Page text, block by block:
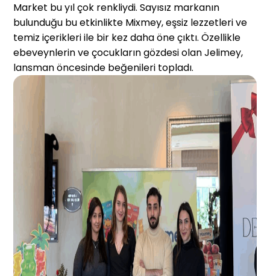
Market bu yıl çok renkliydi. Sayısız markanın
bulunduğu bu etkinlikte Mixmey, eşsiz lezzetleri ve
temiz içerikleri ile bir kez daha öne çıktı. Özellikle
ebeveynlerin ve çocukların gözdesi olan Jelimey,
lansman öncesinde beğenileri topladı.